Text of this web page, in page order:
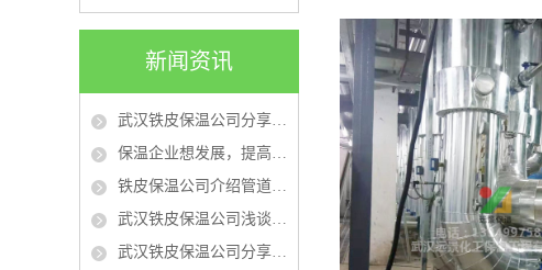
新闻资讯
武汉铁皮保温公司分享不同防火等级的保温材料在保温工程中的选用
保温企业想发展，提高质量、品牌是“真理”
铁皮保温公司介绍管道保温材料有哪些
武汉铁皮保温公司浅谈管道保温隔热施工注意事项
武汉铁皮保温公司分享管道保温的时候需要注意的事项